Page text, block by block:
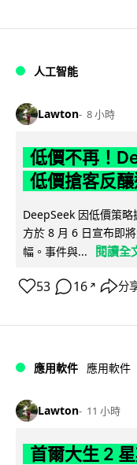
人工智能
Lawton 8 小時
低價不再！
低價搶客反
DeepSeek 因低價策
方於 8 月 6 日宣布即
幅。事件與...
閱讀全
53 16 ↗ 分
應用軟件 應用軟件
Lawton 11 小時
首爾大生 2